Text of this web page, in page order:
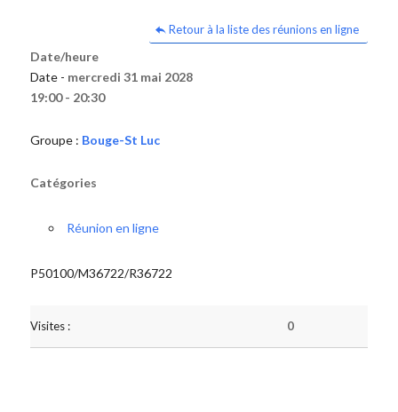
Retour à la liste des réunions en ligne
Date/heure
Date - mercredi 31 mai 2028
19:00 - 20:30
Groupe : Bouge-St Luc
Catégories
Réunion en ligne
P50100/M36722/R36722
Visites : 0